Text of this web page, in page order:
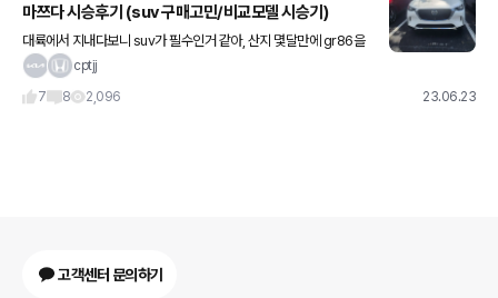
마쯔다 시승후기 (suv 구매고민/비교모델 시승기)
대륙에서 지내다보니 suv가 필수인거 같아, 산지 몇달만에 gr86을
처분하고 (세단시장도 많이 죽어서 공간필요없어도 suv가 대세인듯
cptjj
7
8 2,096 23.06.23
고객센터 문의하기